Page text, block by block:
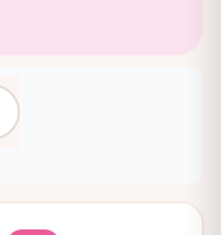
trovi modell…